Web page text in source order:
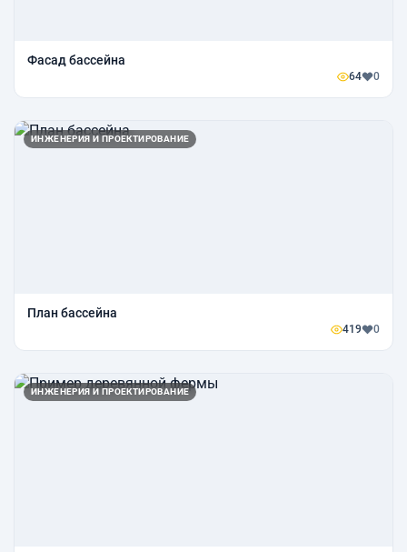
Фасад бассейна
64 0
ИНЖЕНЕРИЯ И ПРОЕКТИРОВАНИЕ
План бассейна
419 0
ИНЖЕНЕРИЯ И ПРОЕКТИРОВАНИЕ